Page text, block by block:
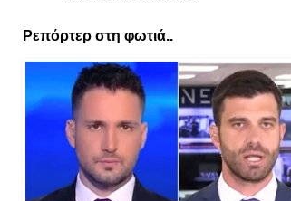
Ρεπόρτερ στη φωτιά..